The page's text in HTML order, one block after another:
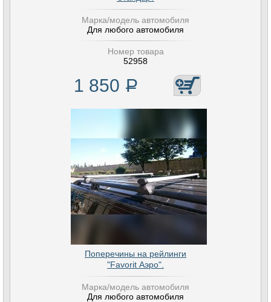
Марка/модель автомобиля
Для любого автомобиля
Номер товара
52958
1 850 Р
Поперечины на рейлинги
"Favorit Аэро".
Марка/модель автомобиля
Для любого автомобиля